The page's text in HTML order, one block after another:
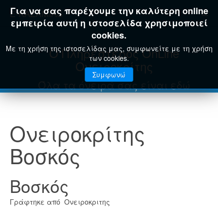
E-KAZAMIAS
Για να σας παρέχουμε την καλύτερη online
εμπειρία αυτή η ιστοσελίδα χρησιμοποιεί
cookies.
Με τη χρήση της ιστοσελίδας μας, συμφωνείτε με τη χρήση
των cookies.
Συμφωνώ
Ο Πληρέστερος OnLine
Ονειροκρίτης
Όλα τα όνειρά σας είναι εδώ
Ονειροκρίτης
Βοσκός
Βοσκός
Γράφτηκε από Ονειροκριτης